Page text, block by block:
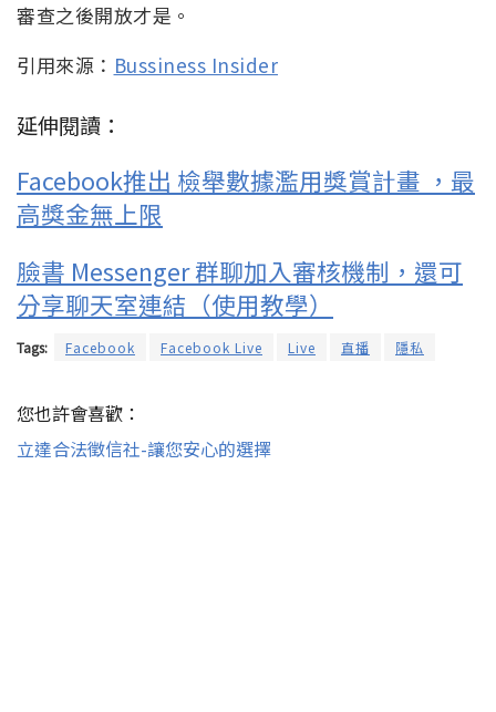
審查之後開放才是。
引用來源： Bussiness Insider
延伸閱讀：
Facebook推出 檢舉數據濫用獎賞計畫 ，最
高獎金無上限
臉書 Messenger 群聊加入審核機制，還可
分享聊天室連結（使用教學）
Tags: Facebook Facebook Live Live 直播 隱私
您也許會喜歡：
立達合法徵信社-讓您安心的選擇